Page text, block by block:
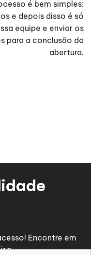
é bem simples:
e depois disso é só
equipe e enviar os
para a conclusão da
abertura.
Encontre em